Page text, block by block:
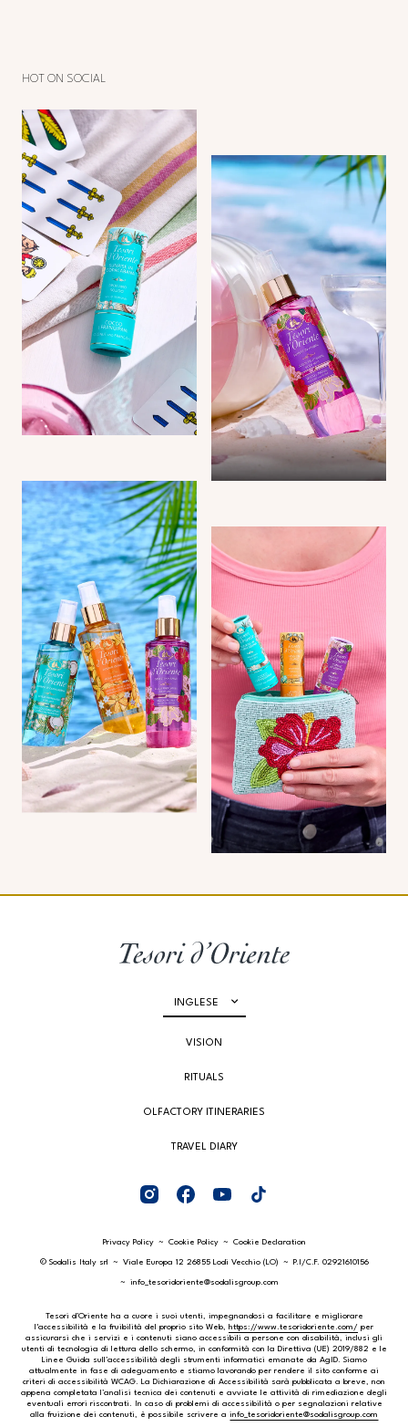
HOT ON SOCIAL
INGLESE
VISION
RITUALS
OLFACTORY ITINERARIES
TRAVEL DIARY
Privacy Policy Cookie Policy Cookie Declaration
© Sodalis Italy srl Viale Europa 12 26855 Lodi Vecchio (LO) P.I/C.F. 02921610156
info_tesoridoriente@sodalisgroup.com
Tesori d’Oriente ha a cuore i suoi utenti, impegnandosi a facilitare e migliorare
l'accessibilità e la fruibilità del proprio sito Web, https://www.tesoridoriente.com/ per
assicurarsi che i servizi e i contenuti siano accessibili a persone con disabilità, inclusi gli
utenti di tecnologia di lettura dello schermo, in conformità con la Direttiva (UE) 2019/882 e le
Linee Guida sull’accessibilità degli strumenti informatici emanate da AgID. Siamo
attualmente in fase di adeguamento e stiamo lavorando per rendere il sito conforme ai
criteri di accessibilità WCAG. La Dichiarazione di Accessibilità sarà pubblicata a breve, non
appena completata l’analisi tecnica dei contenuti e avviate le attività di rimediazione degli
eventuali errori riscontrati. In caso di problemi di accessibilità o per segnalazioni relative
alla fruizione dei contenuti, è possibile scrivere a info_tesoridoriente@sodalisgroup.com